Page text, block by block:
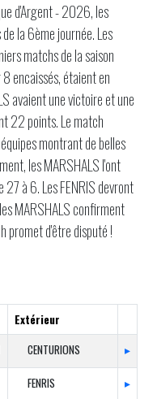
d'Argent - 2026, les
la 6ème journée. Les
matchs de la saison
encaissés, étaient en
avaient une victoire et une
22 points. Le match
montrant de belles
les MARSHALS l'ont
27 à 6. Les FENRIS devront
MARSHALS confirment
promet d'être disputé !
Extérieur
CENTURIONS ▸
FENRIS ▸